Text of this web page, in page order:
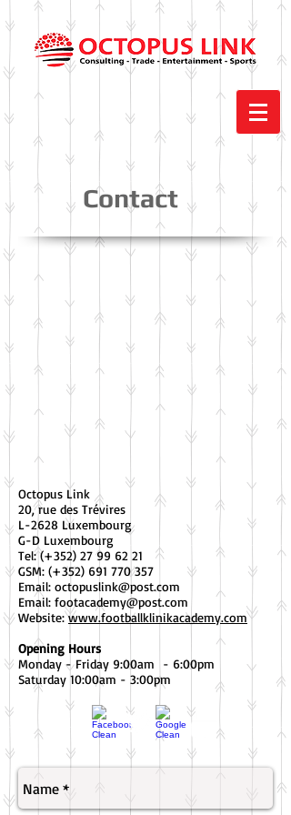
Contact
Octopus Link
20, rue des Trévires
L-2628 Luxembourg
G-D Luxembourg
Tel: (+352) 27 99 62 21
GSM: (+352) 691 770 357
Email: octopuslink@post.com
Email: footacademy@post.com
Website:www.footballklinikacademy.com
Opening Hours
Monday - Friday 9:00am - 6:00pm
Saturday 10:00am - 3:00pm